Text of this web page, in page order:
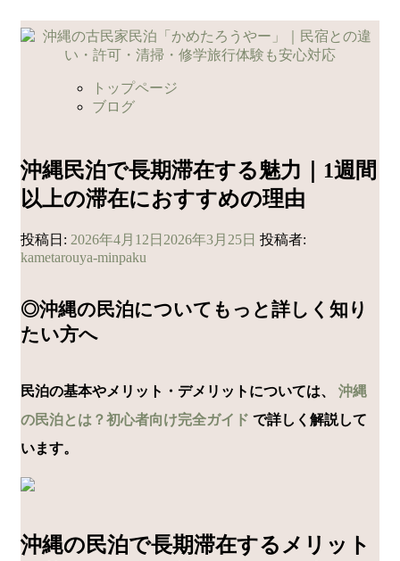
コ
ン
キ
ッ
プ
トップページ
ブログ
沖縄民泊で長期滞在する魅力｜1週間
以上の滞在におすすめの理由
投稿日: 2026年4月12日 2026年3月25日 投稿者:
kametarouya-minpaku
◎沖縄の民泊についてもっと詳しく知り
たい方へ
民泊の基本やメリット・デメリットについては、 沖縄
の民泊とは？初心者向け完全ガイド で詳しく解説して
います。
沖縄の民泊で長期滞在するメリット